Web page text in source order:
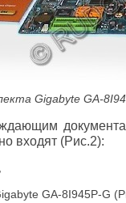
Gigabyte GA-
входят (Рис.2):
GA-8I945P-G